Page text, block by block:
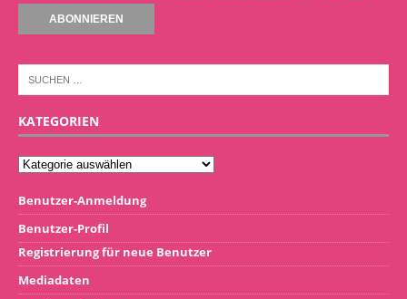
KATEGORIEN
Benutzer-Anmeldung
Benutzer-Profil
Registrierung für neue Benutzer
Mediadaten